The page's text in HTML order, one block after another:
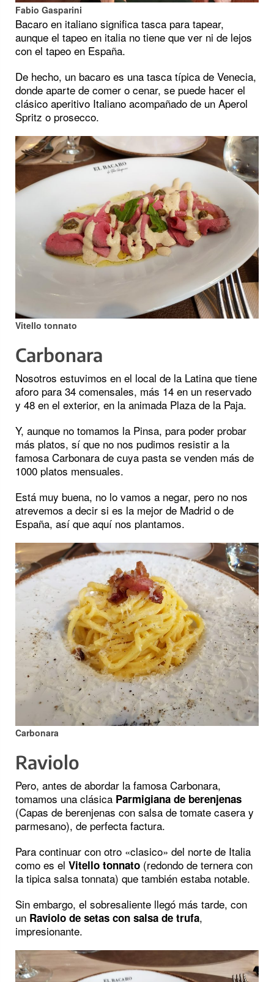
Fabio Gasparini
Bacaro en italiano significa tasca para tapear,
aunque el tapeo en italia no tiene que ver ni de lejos
con el tapeo en España.
De hecho, un bacaro es una tasca típica de Venecia,
donde aparte de comer o cenar, se puede hacer el
clásico aperitivo Italiano acompañado de un Aperol
Spritz o prosecco.
Vitello tonnato
Carbonara
Nosotros estuvimos en el local de la Latina que tiene
aforo para 34 comensales, más 14 en un reservado
y 48 en el exterior, en la animada Plaza de la Paja.
Y, aunque no tomamos la Pinsa, para poder probar
más platos, sí que no nos pudimos resistir a la
famosa Carbonara de cuya pasta se venden más de
1000 platos mensuales.
Está muy buena, no lo vamos a negar, pero no nos
atrevemos a decir si es la mejor de Madrid o de
España, así que aquí nos plantamos.
Carbonara
Raviolo
Pero, antes de abordar la famosa Carbonara,
tomamos una clásica Parmigiana de berenjenas
(Capas de berenjenas con salsa de tomate casera y
parmesano), de perfecta factura.
Para continuar con otro «clasico» del norte de Italia
como es el Vitello tonnato (redondo de ternera con
la tipica salsa tonnata) que también estaba notable.
Sin embargo, el sobresaliente llegó más tarde, con
un Raviolo de setas con salsa de trufa,
impresionante.